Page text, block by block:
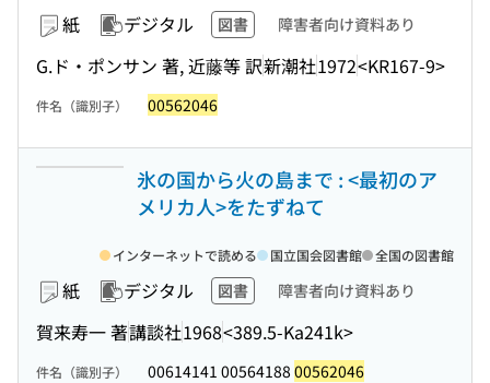
紙 デジタル 図書 障害者向け資料あり
G.ド・ポンサン 著, 近藤等 訳新潮社1972<KR167-9>
件名（識別子） 00562046
氷の国から火の島まで : <最初のア
メリカ人>をたずねて
紙 デジタル 図書 障害者向け資料あり
賀来寿一 著講談社1968<389.5-Ka241k>
インターネットで読める 国立国会図書館 全国の図書館
件名（識別子） 00614141 00564188 00562046